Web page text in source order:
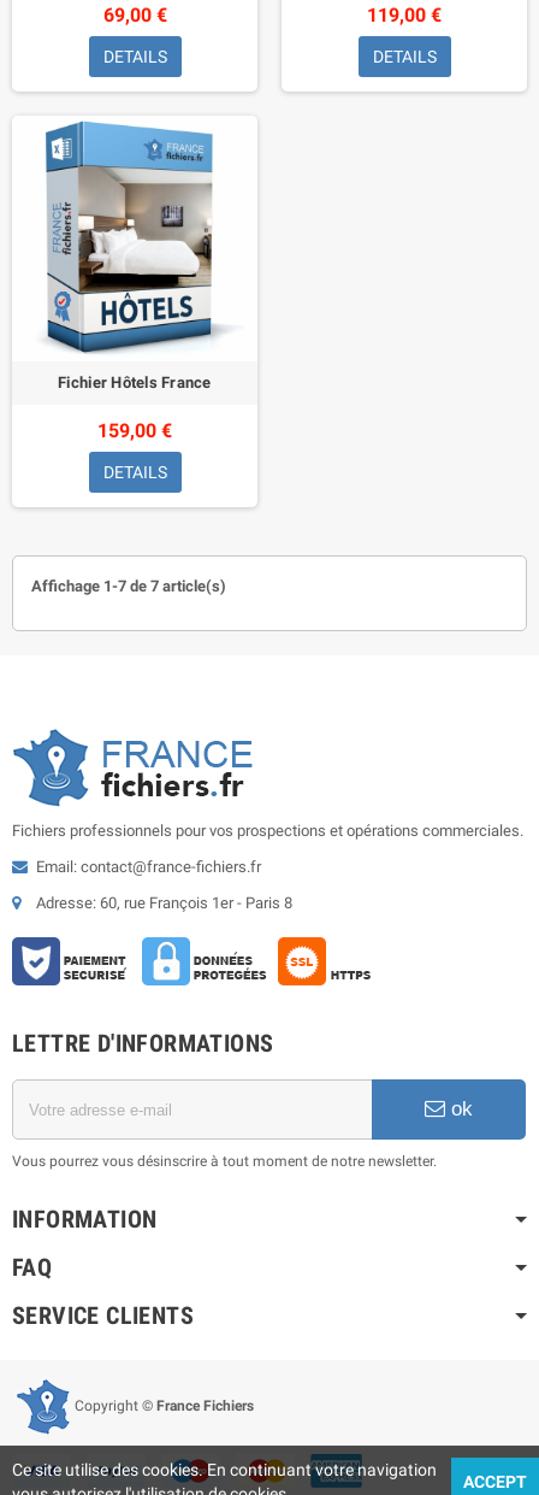
69,00 €
DETAILS
119,00 €
DETAILS
Fichier Hôtels France
159,00 €
DETAILS
Affichage 1-7 de 7 article(s)
Fichiers professionnels pour vos prospections et opérations commerciales.
Email: contact@france-fichiers.fr
Adresse: 60, rue François 1er - Paris 8
LETTRE D'INFORMATIONS
ok
Vous pourrez vous désinscrire à tout moment de notre newsletter.
INFORMATION
FAQ
SERVICE CLIENTS
Copyright © France Fichiers
Ce site utilise des cookies. En continuant votre navigation
ACCEPT